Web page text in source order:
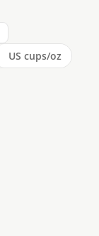
US cups/oz